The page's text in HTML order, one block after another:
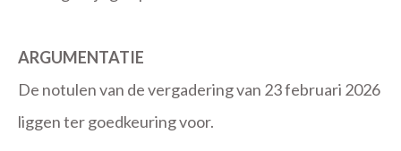
ARGUMENTATIE
De notulen van de vergadering van 23 februari 2026
liggen ter goedkeuring voor.